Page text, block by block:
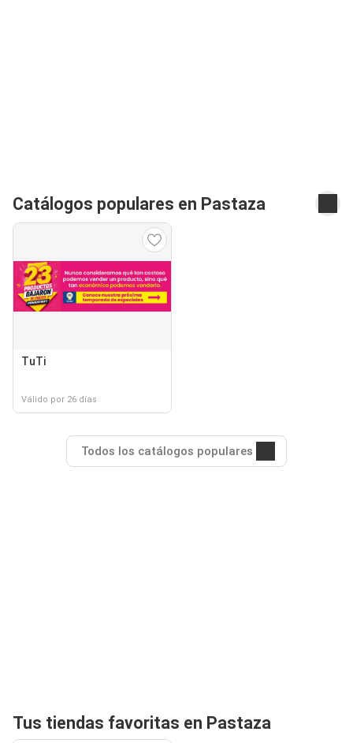
Catálogos populares en Pastaza
TuTi
Válido por 26 días
Todos los catálogos populares
Tus tiendas favoritas en Pastaza